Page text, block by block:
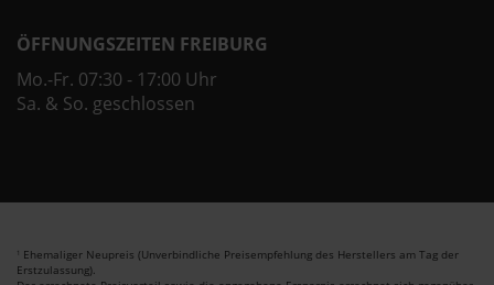
ÖFFNUNGSZEITEN FREIBURG
Mo.-Fr. 07:30 - 17:00 Uhr
Sa. & So. geschlossen
1 Ehemaliger Neupreis (Unverbindliche Preisempfehlung des Herstellers am Tag der
Erstzulassung).